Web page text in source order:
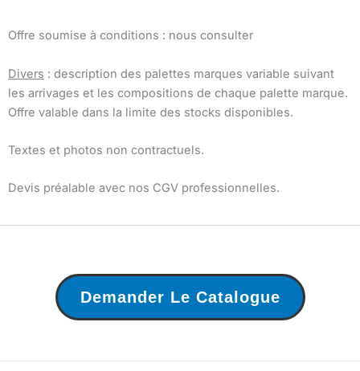
Offre soumise à conditions : nous consulter
Divers : description des palettes marques variable suivant
les arrivages et les compositions de chaque palette marque.
Offre valable dans la limite des stocks disponibles.
Textes et photos non contractuels.
Devis préalable avec nos CGV professionnelles.
Demander Le Catalogue